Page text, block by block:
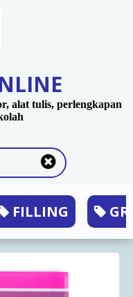
alat tulis, perlengkapan
FILLING